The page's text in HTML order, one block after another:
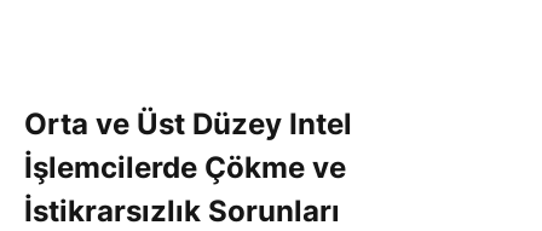
Orta ve Üst Düzey Intel
İşlemcilerde Çökme ve
İstikrarsızlık Sorunları